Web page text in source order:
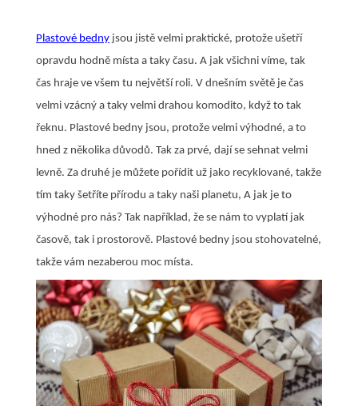
Plastové bedny jsou jistě velmi praktické, protože ušetří
opravdu hodně místa a taky času. A jak všichni víme, tak
čas hraje ve všem tu největší roli. V dnešním světě je čas
velmi vzácný a taky velmi drahou komodito, když to tak
řeknu. Plastové bedny jsou, protože velmi výhodné, a to
hned z několika důvodů. Tak za prvé, dají se sehnat velmi
levně. Za druhé je můžete pořídit už jako recyklované, takže
tím taky šetříte přírodu a taky naši planetu, A jak je to
výhodné pro nás? Tak například, že se nám to vyplatí jak
časově, tak i prostorově. Plastové bedny jsou stohovatelné,
takže vám nezaberou moc místa.